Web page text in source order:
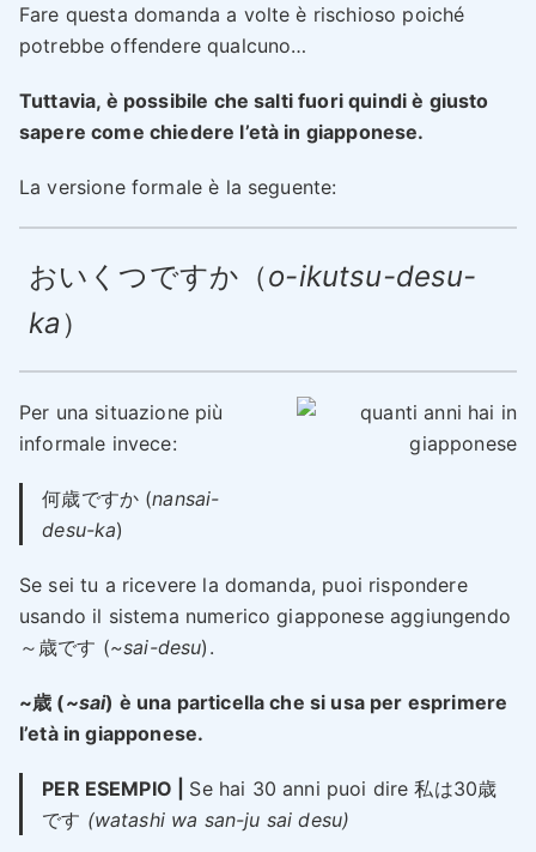
Fare questa domanda a volte è rischioso poiché
potrebbe offendere qualcuno…
Tuttavia, è possibile che salti fuori quindi è giusto
sapere come chiedere l’età in giapponese.
La versione formale è la seguente:
おいくつですか（o-ikutsu-desu-
ka ）
Per una situazione più
informale invece:
何歳ですか (nansai-
desu-ka)
Se sei tu a ricevere la domanda, puoi rispondere
usando il sistema numerico giapponese aggiungendo
～歳です (~sai-desu).
~歳 (~sai) è una particella che si usa per esprimere
l’età in giapponese.
PER ESEMPIO | Se hai 30 anni puoi dire 私は30歳
です (watashi wa san-ju sai desu)